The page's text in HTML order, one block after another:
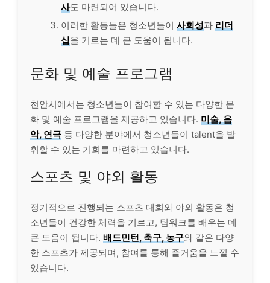
사도 마련되어 있습니다.
이러한 활동들은 청소년들이 사회성과 리더
십을 기르는 데 큰 도움이 됩니다.
문화 및 예술 프로그램
천안시에서는 청소년들이 참여할 수 있는 다양한 문
화 및 예술 프로그램을 제공하고 있습니다. 미술, 음
악, 연극 등 다양한 분야에서 청소년들이 talent을 발
휘할 수 있는 기회를 마련하고 있습니다.
스포츠 및 야외 활동
정기적으로 진행되는 스포츠 대회와 야외 활동은 청
소년들이 건강한 체력을 기르고, 팀워크를 배우는 데
큰 도움이 됩니다. 배드민턴, 축구, 농구와 같은 다양
한 스포츠가 제공되며, 참여를 통해 즐거움을 느낄 수
있습니다.